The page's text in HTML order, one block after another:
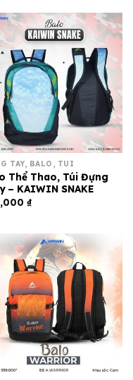
TAY, BALO, TÚI
Thể Thao, Túi Đựng
– KAIWIN SNAKE
₫